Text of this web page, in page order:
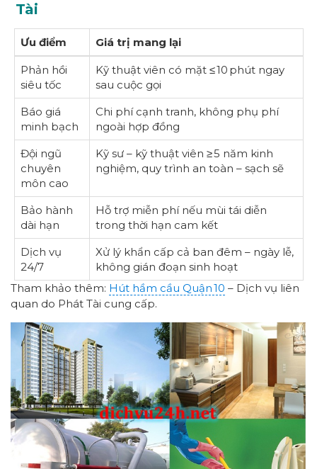
Tài
Ưu điểm Giá trị mang lại
Phản hồi
siêu tốc
Kỹ thuật viên có mặt ≤ 10 phút ngay
sau cuộc gọi
Báo giá
minh bạch
Chi phí cạnh tranh, không phụ phí
ngoài hợp đồng
Đội ngũ
chuyên
môn cao
Kỹ sư – kỹ thuật viên ≥ 5 năm kinh
nghiệm, quy trình an toàn – sạch sẽ
Bảo hành
dài hạn
Hỗ trợ miễn phí nếu mùi tái diễn
trong thời hạn cam kết
Dịch vụ
24/7
Xử lý khẩn cấp cả ban đêm – ngày lễ,
không gián đoạn sinh hoạt
Tham khảo thêm: Hút hầm cầu Quận 10 – Dịch vụ liên
quan do Phát Tài cung cấp.